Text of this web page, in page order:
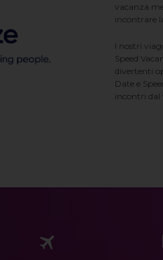
vacanza
incontrare
I nostri
Speed
divertenti
Date e
incontri dal